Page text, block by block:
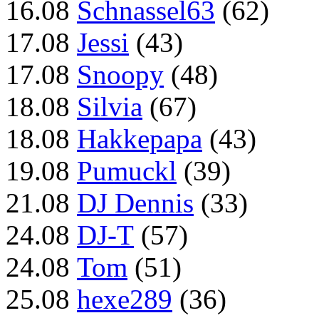
16.08 Schnassel63 (62)
17.08 Jessi (43)
17.08 Snoopy (48)
18.08 Silvia (67)
18.08 Hakkepapa (43)
19.08 Pumuckl (39)
21.08 DJ Dennis (33)
24.08 DJ-T (57)
24.08 Tom (51)
25.08 hexe289 (36)